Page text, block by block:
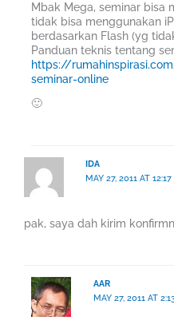
Mbak Mega, seminar bisa
tidak bisa menggunakan
berdasarkan Flash (yg
Panduan teknis tentang
https://
seminar-online
🙂
IDA
MAY 27, 2011 AT
pak, saya dah kirim
AAR
MAY 27, 2011 AT